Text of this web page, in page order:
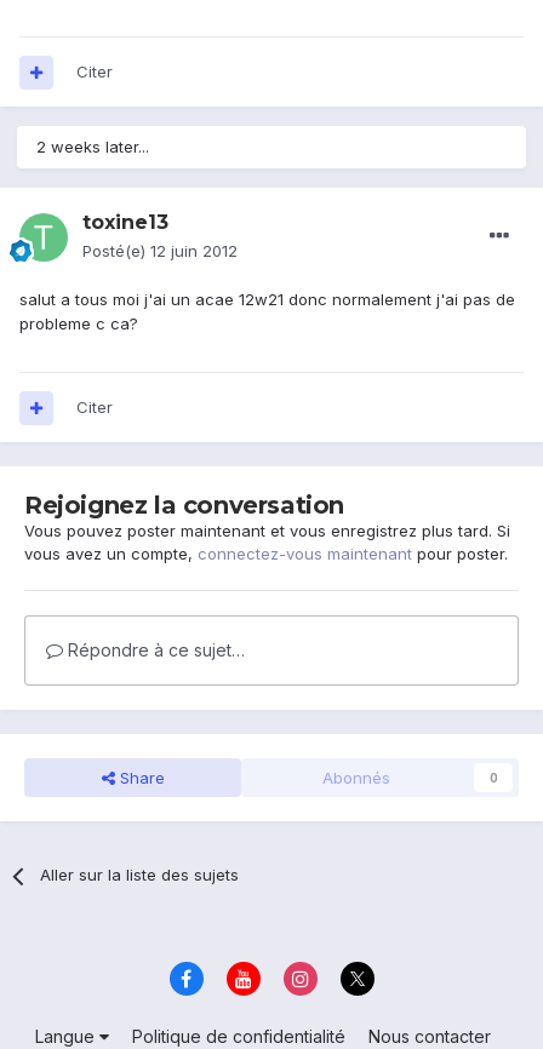
Citer
2 weeks later...
toxine13
Posté(e) 12 juin 2012
salut a tous moi j'ai un acae 12w21 donc normalement j'ai pas de
probleme c ca?
Citer
Rejoignez la conversation
Vous pouvez poster maintenant et vous enregistrez plus tard. Si
vous avez un compte, connectez-vous maintenant pour poster.
Répondre à ce sujet…
Share Abonnés 0
Aller sur la liste des sujets
Langue Politique de confidentialité Nous contacter